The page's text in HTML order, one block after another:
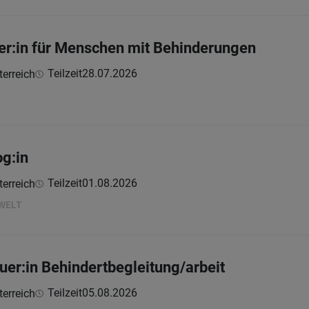
für Menschen mit Behinderungen
Teilzeit28.07.2026
Teilzeit01.08.2026
Behindertbegleitung/arbeit
Teilzeit05.08.2026